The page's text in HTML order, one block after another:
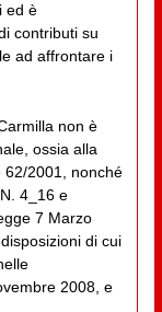
ed è
contributi su
ad affrontare i
non è
ossia alla
62/2001, nonché
4_16 e
7 Marzo
di cui
2008, e